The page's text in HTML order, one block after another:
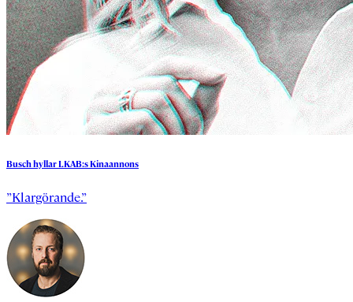
BuschhyllarLKAB:sKinaannons
”Klargörande.”